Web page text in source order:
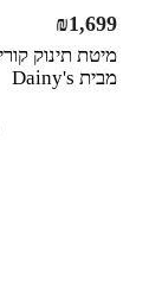
מבית Dainy's
₪1,699